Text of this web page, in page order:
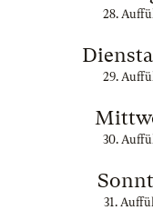
28.
29.
30.
31.